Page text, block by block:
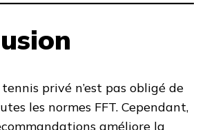
privé n’est pas obligé de
les normes FFT. Cependant,
améliore la